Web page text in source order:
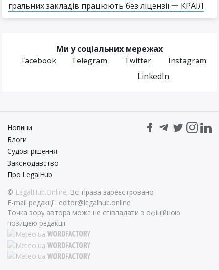
гральних закладів працюють без ліцензії 一 КРАІЛ
Ми у соціальних мережах
Facebook
Telegram Twitter
Instagram
LinkedIn
© LegalHub.Online. Всі права зареєстровано.
E-mail редакції: editor@legalhub.online
Точка зору автора може не співпадати з офіційною
позицією редакції
Новини
Блоги
Судові рішення
Законодавство
Про LegalHub